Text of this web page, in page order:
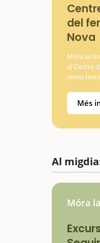
del
Nova
Móra la
al Centre
sereu
es
Més
Al
Móra